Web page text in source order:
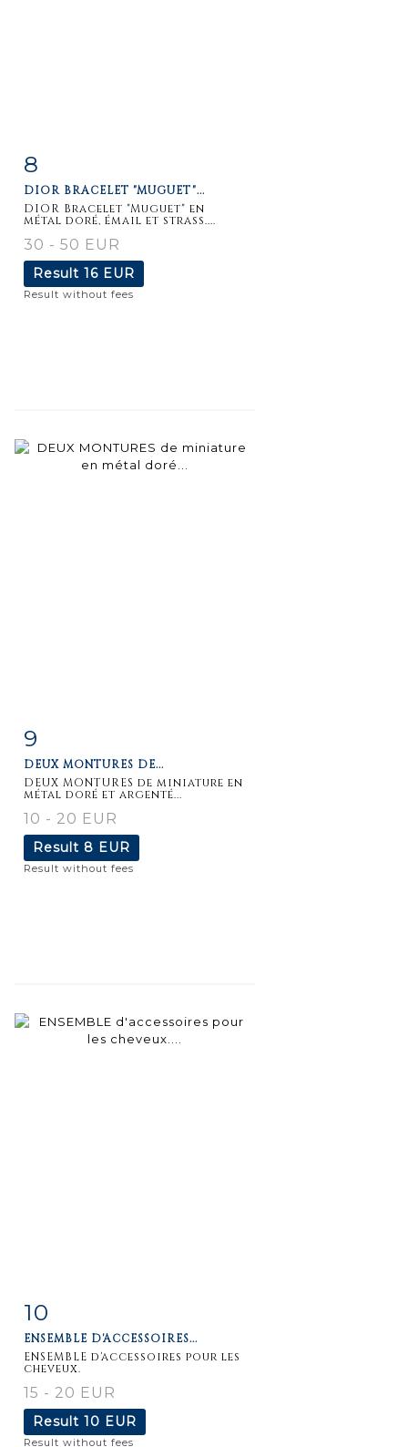
8
DIOR BRACELET "MUGUET"...
DIOR Bracelet "Muguet" en
métal doré, émail et strass....
30 - 50 EUR
Result 16 EUR
Result without fees
9
DEUX MONTURES DE...
DEUX MONTURES de miniature en
métal doré et argenté...
10 - 20 EUR
Result 8 EUR
Result without fees
Item detail
10
ENSEMBLE D'ACCESSOIRES...
ENSEMBLE d'accessoires pour les
cheveux.
15 - 20 EUR
Result 10 EUR
Result without fees